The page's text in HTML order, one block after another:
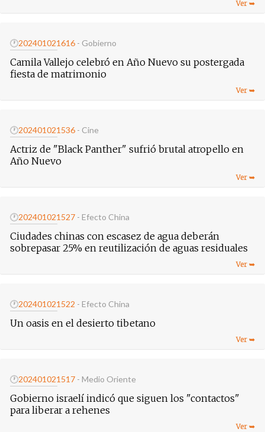
🕐202401021616 - Gobierno
Camila Vallejo celebró en Año Nuevo su postergada
fiesta de matrimonio
🕐202401021536 - Cine
Actriz de "Black Panther" sufrió brutal atropello en
Año Nuevo
🕐202401021527 - Efecto China
Ciudades chinas con escasez de agua deberán
sobrepasar 25% en reutilización de aguas residuales
🕐202401021522 - Efecto China
Un oasis en el desierto tibetano
🕐202401021517 - Medio Oriente
Gobierno israelí indicó que siguen los "contactos"
para liberar a rehenes